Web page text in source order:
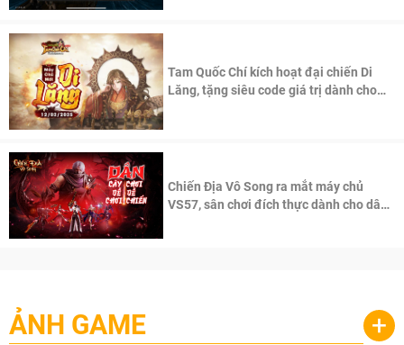
Tam Quốc Chí kích hoạt đại chiến Di
Lăng, tặng siêu code giá trị dành cho
Chiến Địa Vô Song ra mắt máy chủ
VS57, sân chơi đích thực dành cho dân
ẢNH GAME +